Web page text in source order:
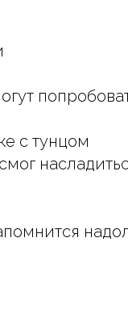
с тунцом